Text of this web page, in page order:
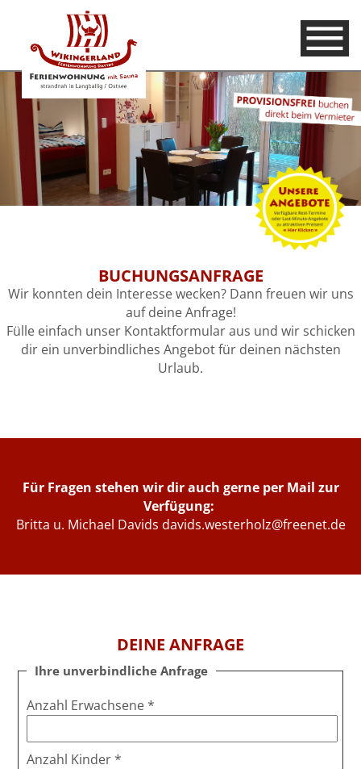
BUCHUNGSANFRAGE
Wir konnten dein Interesse wecken? Dann freuen wir uns
auf deine Anfrage!
Fülle einfach unser Kontaktformular aus und wir schicken
dir ein unverbindliches Angebot für deinen nächsten
Urlaub.
Für Fragen stehen wir dir auch gerne per Mail zur
Verfügung:
Britta u. Michael Davids davids.westerholz@freenet.de
DEINE ANFRAGE
Ihre unverbindliche Anfrage
Anzahl Erwachsene *
Anzahl Kinder *